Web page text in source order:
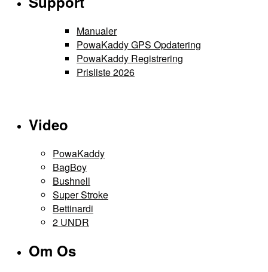
3.799 kr..2.999 kr..
Mulighederne
kan
vælges
Manualer
PowaKaddy GPS Opdatering
PowaKaddy Registrering
Prisliste 2026
Video
PowaKaddy
BagBoy
Bushnell
Super Stroke
Bettinardi
2 UNDR
Om Os